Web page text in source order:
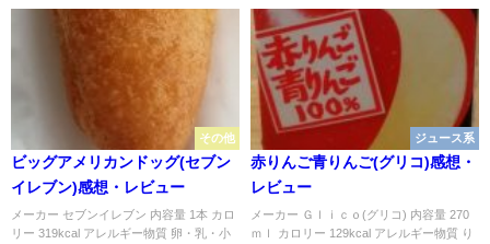
その他
ビッグアメリカンドッグ(セブン
イレブン)感想・レビュー
メーカー セブンイレブン 内容量 1本 カロ
リー 319kcal アレルギー物質 卵・乳・小
ジュース系
赤りんご青りんご(グリコ)感想・
レビュー
メーカー Ｇｌｉｃｏ(グリコ) 内容量 270
ｍｌ カロリー 129kcal アレルギー物質 り